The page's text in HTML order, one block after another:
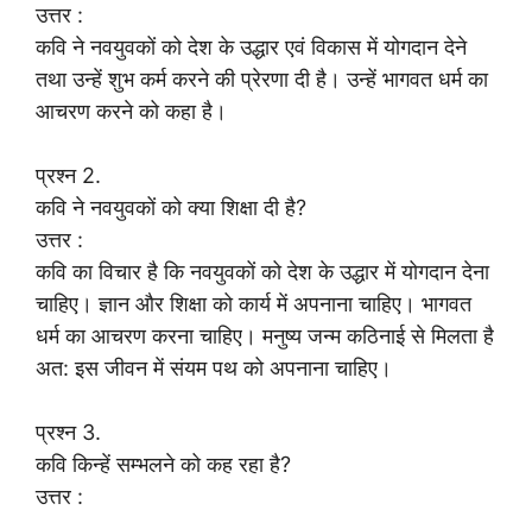
उत्तर :
कवि ने नवयुवकों को देश के उद्धार एवं विकास में योगदान देने
तथा उन्हें शुभ कर्म करने की प्रेरणा दी है। उन्हें भागवत धर्म का
आचरण करने को कहा है।
प्रश्न 2.
कवि ने नवयुवकों को क्या शिक्षा दी है?
उत्तर :
कवि का विचार है कि नवयुवकों को देश के उद्धार में योगदान देना
चाहिए। ज्ञान और शिक्षा को कार्य में अपनाना चाहिए। भागवत
धर्म का आचरण करना चाहिए। मनुष्य जन्म कठिनाई से मिलता है
अत: इस जीवन में संयम पथ को अपनाना चाहिए।
प्रश्न 3.
कवि किन्हें सम्भलने को कह रहा है?
उत्तर :